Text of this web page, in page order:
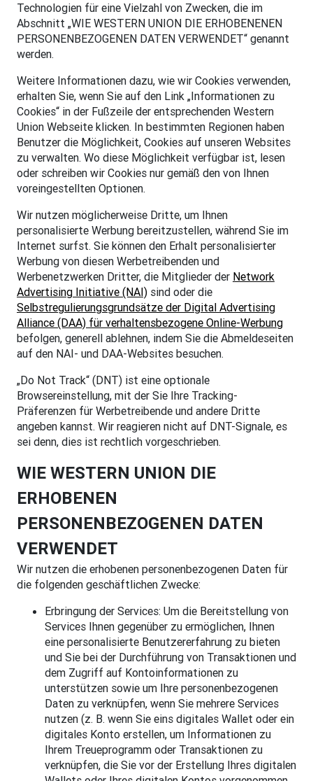
Technologien für eine Vielzahl von Zwecken, die im
Abschnitt „WIE WESTERN UNION DIE ERHOBENENEN
PERSONENBEZOGENEN DATEN VERWENDET“ genannt
werden.
Weitere Informationen dazu, wie wir Cookies verwenden,
erhalten Sie, wenn Sie auf den Link „Informationen zu
Cookies“ in der Fußzeile der entsprechenden Western
Union Webseite klicken. In bestimmten Regionen haben
Benutzer die Möglichkeit, Cookies auf unseren Websites
zu verwalten. Wo diese Möglichkeit verfügbar ist, lesen
oder schreiben wir Cookies nur gemäß den von Ihnen
voreingestellten Optionen.
Wir nutzen möglicherweise Dritte, um Ihnen
personalisierte Werbung bereitzustellen, während Sie im
Internet surfst. Sie können den Erhalt personalisierter
Werbung von diesen Werbetreibenden und
Werbenetzwerken Dritter, die Mitglieder der Network
Advertising Initiative (NAI) sind oder die
Selbstregulierungsgrundsätze der Digital Advertising
Alliance (DAA) für verhaltensbezogene Online-Werbung
befolgen, generell ablehnen, indem Sie die Abmeldeseiten
auf den NAI- und DAA-Websites besuchen.
„Do Not Track“ (DNT) ist eine optionale
Browsereinstellung, mit der Sie Ihre Tracking-
Präferenzen für Werbetreibende und andere Dritte
angeben kannst. Wir reagieren nicht auf DNT-Signale, es
sei denn, dies ist rechtlich vorgeschrieben.
WIE WESTERN UNION DIE
ERHOBENEN
PERSONENBEZOGENEN DATEN
VERWENDET
Wir nutzen die erhobenen personenbezogenen Daten für
die folgenden geschäftlichen Zwecke:
Erbringung der Services: Um die Bereitstellung von
Services Ihnen gegenüber zu ermöglichen, Ihnen
eine personalisierte Benutzererfahrung zu bieten
und Sie bei der Durchführung von Transaktionen und
dem Zugriff auf Kontoinformationen zu
unterstützen sowie um Ihre personenbezogenen
Daten zu verknüpfen, wenn Sie mehrere Services
nutzen (z. B. wenn Sie eins digitales Wallet oder ein
digitales Konto erstellen, um Informationen zu
Ihrem Treueprogramm oder Transaktionen zu
verknüpfen, die Sie vor der Erstellung Ihres digitalen